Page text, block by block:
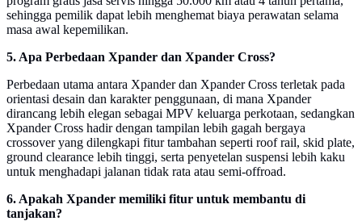
sehingga pemilik dapat lebih menghemat biaya perawatan selama
masa awal kepemilikan.
5. Apa Perbedaan Xpander dan Xpander Cross?
Perbedaan utama antara Xpander dan Xpander Cross terletak pada
orientasi desain dan karakter penggunaan, di mana Xpander
dirancang lebih elegan sebagai MPV keluarga perkotaan, sedangkan
Xpander Cross hadir dengan tampilan lebih gagah bergaya
crossover yang dilengkapi fitur tambahan seperti roof rail, skid plate,
ground clearance lebih tinggi, serta penyetelan suspensi lebih kaku
untuk menghadapi jalanan tidak rata atau semi-offroad.
6. Apakah Xpander memiliki fitur untuk membantu di
tanjakan?